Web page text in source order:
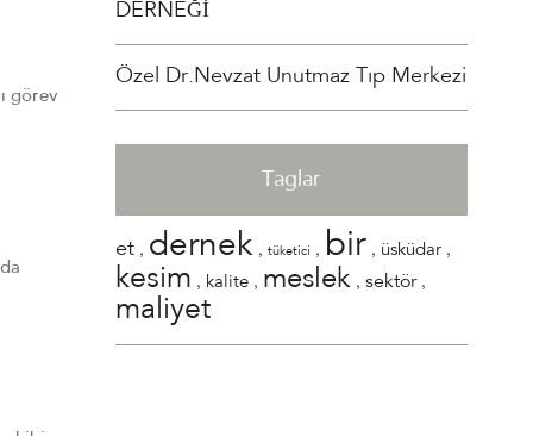
görev
DERNEĞİ
Özel Dr.Nevzat Unutmaz Tıp Merkezi
Taglar
et , dernek ,tüketici , bir , üsküdar ,
kesim , kalite , meslek ,sektör,
maliyet